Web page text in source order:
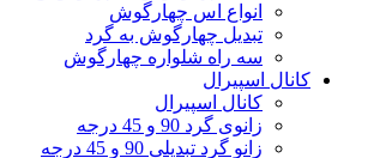
انواع اس چهارگوش
تبدیل چهارگوش به گرد
سه راه شلواره چهارگوش
کانال اسپیرال
کانال اسپیرال
زانوی گرد 90 و 45 درجه
زانو گرد تبدیلی 90 و 45 درجه